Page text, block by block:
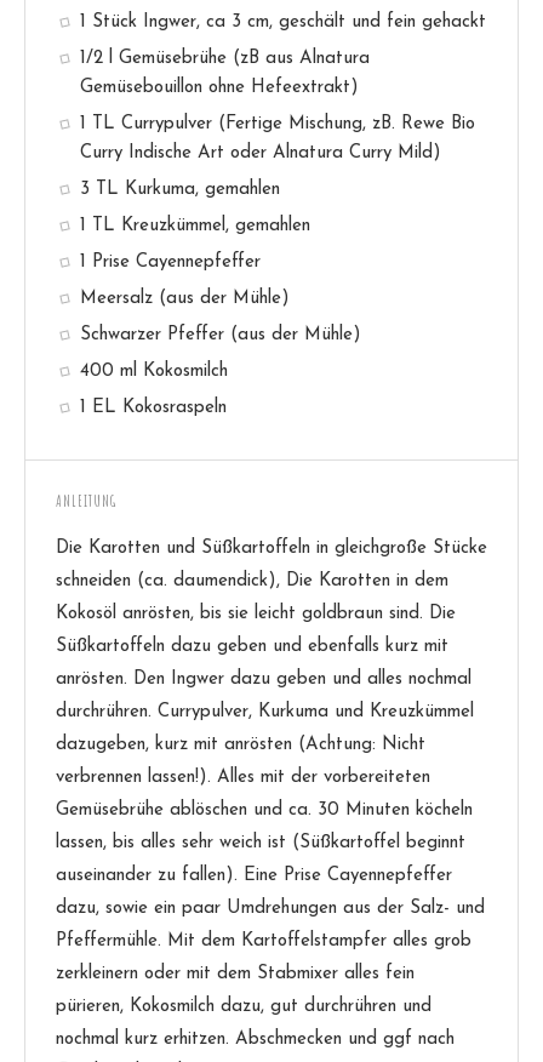
1 Stück Ingwer, ca 3 cm, geschält und fein gehackt
1/2 l Gemüsebrühe (zB aus Alnatura
Gemüsebouillon ohne Hefeextrakt)
1 TL Currypulver (Fertige Mischung, zB. Rewe Bio
Curry Indische Art oder Alnatura Curry Mild)
3 TL Kurkuma, gemahlen
1 TL Kreuzkümmel, gemahlen
1 Prise Cayennepfeffer
Meersalz (aus der Mühle)
Schwarzer Pfeffer (aus der Mühle)
400 ml Kokosmilch
1 EL Kokosraspeln
ANLEITUNG
Die Karotten und Süßkartoffeln in gleichgroße Stücke
schneiden (ca. daumendick), Die Karotten in dem
Kokosöl anrösten, bis sie leicht goldbraun sind. Die
Süßkartoffeln dazu geben und ebenfalls kurz mit
anrösten. Den Ingwer dazu geben und alles nochmal
durchrühren. Currypulver, Kurkuma und Kreuzkümmel
dazugeben, kurz mit anrösten (Achtung: Nicht
verbrennen lassen!). Alles mit der vorbereiteten
Gemüsebrühe ablöschen und ca. 30 Minuten köcheln
lassen, bis alles sehr weich ist (Süßkartoffel beginnt
auseinander zu fallen). Eine Prise Cayennepfeffer
dazu, sowie ein paar Umdrehungen aus der Salz- und
Pfeffermühle. Mit dem Kartoffelstampfer alles grob
zerkleinern oder mit dem Stabmixer alles fein
pürieren, Kokosmilch dazu, gut durchrühren und
nochmal kurz erhitzen. Abschmecken und ggf nach